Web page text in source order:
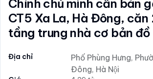
Chính chủ mình cần bán
CT5 Xa La, Hà Đông, căn
tầng trung nhà cơ bản đồ
Địa chỉ
Phố Phùng Hưng,
Đông, Hà Nội